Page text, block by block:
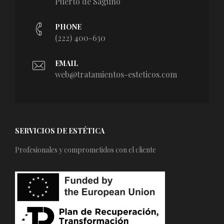
PHONE
(222) 400-630
EMAIL
web@tratamientos-esteticos.com
SERVICIOS DE ESTÉTICA
Profesionales y comprometidos con el cliente